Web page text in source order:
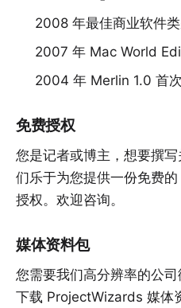
2008 年最佳商业软件
2007 年 Mac World
2004 年 Merlin 1.0 首
免费授权
您是记者或博主，想要撰
们乐于为您提供一份免费
授权。 欢迎咨询。
媒体资料包
您需要我们高分辨率的公
下载 ProjectWizards 媒体